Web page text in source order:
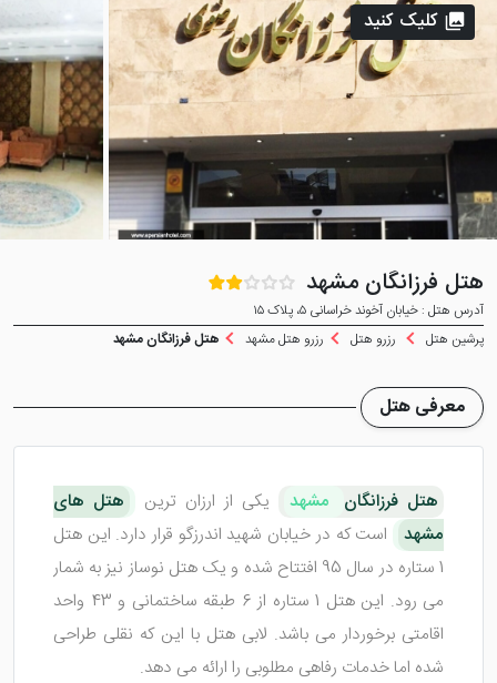
هتل فرزانگان مشهد
آدرس هتل : خیابان آخوند خراسانی ۵، پلاک ۱۵
پرشین هتل
رزرو هتل رزرو هتل مشهد هتل فرزانگان مشهد
کلیک کنید
معرفی هتل
هتل فرزانگان مشهد یکی از ارزان ترین
هتل های
مشهد
است که در خیابان شهید اندرزگو قرار دارد. این هتل
1 ستاره در سال 95 افتتاح شده و یک هتل نوساز نیز به شمار
می رود. این هتل 1 ستاره از 6 طبقه ساختمانی و 43 واحد
اقامتی برخوردار می باشد. لابی هتل با این که نقلی طراحی
شده اما خدمات رفاهی مطلوبی را ارائه می دهد.